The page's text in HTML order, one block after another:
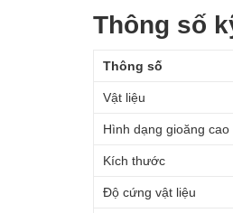
Thông số
Thông số
Vật liệu
Hình dạng gioăng cao
Kích thước
Độ cứng vật liệu